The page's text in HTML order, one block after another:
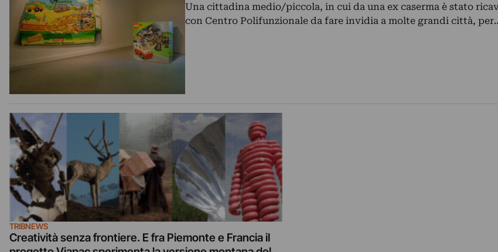
Una cittadina medio/piccola, in cui da una ex caserma è stato
con Centro Polifunzionale da fare invidia a molte grandi città,
TRIBNEWS
Creatività senza frontiere. E fra Piemonte e Francia il